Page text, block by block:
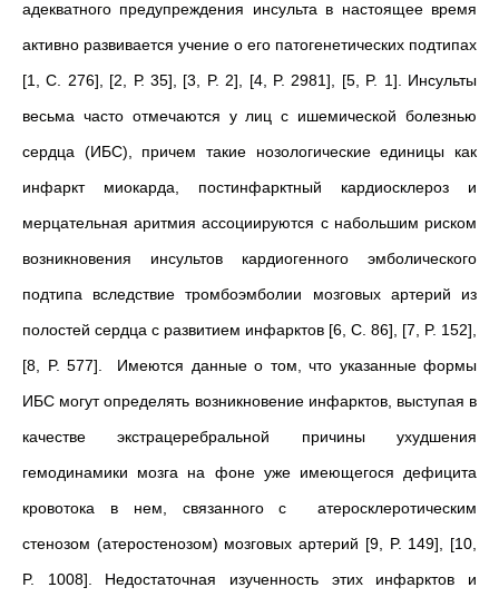
адекватного предупреждения инсульта в настоящее время
активно развивается учение о его патогенетических подтипах
[1, С. 276], [2, Р. 35], [3, P. 2], [4, P. 2981], [5, P. 1]. Инсульты
весьма часто отмечаются у лиц с ишемической болезнью
сердца (ИБС), причем такие нозологические единицы как
инфаркт миокарда, постинфарктный кардиосклероз и
мерцательная аритмия ассоциируются с набольшим риском
возникновения инсультов кардиогенного эмболического
подтипа вследствие тромбоэмболии мозговых артерий из
полостей сердца с развитием инфарктов [6, C. 86], [7, P. 152],
[8, P. 577]. Имеются данные о том, что указанные формы
ИБС могут определять возникновение инфарктов, выступая в
качестве экстрацеребральной причины ухудшения
гемодинамики мозга на фоне уже имеющегося дефицита
кровотока в нем, связанного с атеросклеротическим
стенозом (атеростенозом) мозговых артерий [9, P. 149], [10,
P. 1008]. Недостаточная изученность этих инфарктов и